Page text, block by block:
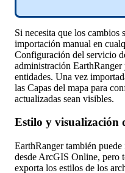
Si necesita que los cambios
importación manual en
Configuración del servicio
administración EarthRanger
entidades. Una vez
las Capas del mapa para
actualizadas sean visibles.
Estilo y visualización
EarthRanger también puede
desde ArcGIS Online, pero
exporta los estilos de los